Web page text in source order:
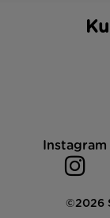
Instagram
©2026